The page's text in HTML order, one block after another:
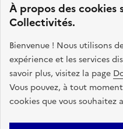
À propos des cookies
Collectivités.
Bienvenue ! Nous utilisons
expérience et les services
savoir plus, visitez la page
Vous pouvez, à tout
cookies que vous souhaitez
Cohésion des Territoires
est disponible en licence
avec le système de design
legifrance.gouv.fr
service-public.gouv.fr
Plan du site Accessibilite : non